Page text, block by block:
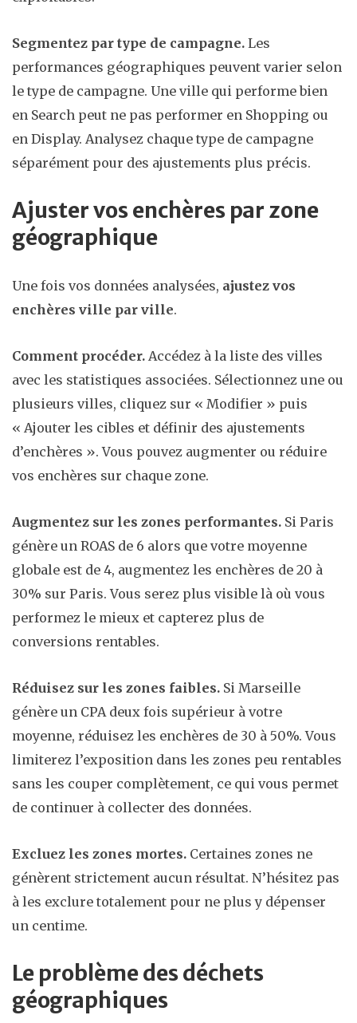
Segmentez par type de campagne. Les
performances géographiques peuvent varier selon
le type de campagne. Une ville qui performe bien
en Search peut ne pas performer en Shopping ou
en Display. Analysez chaque type de campagne
séparément pour des ajustements plus précis.
Ajuster vos enchères par zone
géographique
Une fois vos données analysées, ajustez vos
enchères ville par ville.
Comment procéder. Accédez à la liste des villes
avec les statistiques associées. Sélectionnez une ou
plusieurs villes, cliquez sur « Modifier » puis
« Ajouter les cibles et définir des ajustements
d’enchères ». Vous pouvez augmenter ou réduire
vos enchères sur chaque zone.
Augmentez sur les zones performantes. Si Paris
génère un ROAS de 6 alors que votre moyenne
globale est de 4, augmentez les enchères de 20 à
30% sur Paris. Vous serez plus visible là où vous
performez le mieux et capterez plus de
conversions rentables.
Réduisez sur les zones faibles. Si Marseille
génère un CPA deux fois supérieur à votre
moyenne, réduisez les enchères de 30 à 50%. Vous
limiterez l’exposition dans les zones peu rentables
sans les couper complètement, ce qui vous permet
de continuer à collecter des données.
Excluez les zones mortes. Certaines zones ne
génèrent strictement aucun résultat. N’hésitez pas
à les exclure totalement pour ne plus y dépenser
un centime.
Le problème des déchets
géographiques